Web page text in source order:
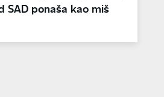
SAD ponaša kao miš